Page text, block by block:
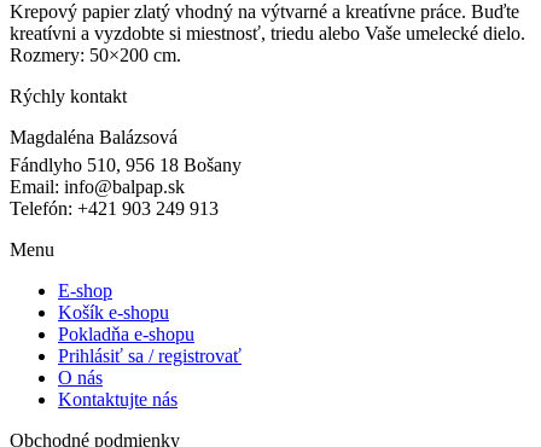
Krepový papier zlatý vhodný na výtvarné a kreatívne práce. Buďte
kreatívni a vyzdobte si miestnosť, triedu alebo Vaše umelecké dielo.
Rozmery: 50×200 cm.
Rýchly kontakt
Magdaléna Balázsová
Fándlyho 510, 956 18 Bošany
Email: info@balpap.sk
Telefón: +421 903 249 913
Menu
E-shop
Košík e-shopu
Pokladňa e-shopu
Prihlásiť sa / registrovať
O nás
Kontaktujte nás
Obchodné podmienky